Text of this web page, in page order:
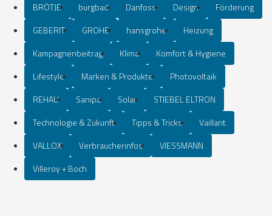
BRÖTJE
burgbad Danfoss Design
Förderung
GEBERIT
GROHE hansgrohe
Heizung
Kampagnenbeitrag
Klima
Komfort & Hygiene
Lifestyle
Marken & Produkte
Photovoltaik
REHAU
Sanipa Solar
STIEBEL ELTRON
Technologie & Zukunft
Tipps & Tricks
Vaillant
VALLOX
Verbraucherinfos
VIESSMANN
Villeroy + Boch